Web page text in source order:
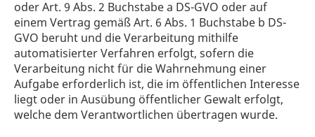
oder Art. 9 Abs. 2 Buchstabe a DS-GVO oder auf
einem Vertrag gemäß Art. 6 Abs. 1 Buchstabe b DS-
GVO beruht und die Verarbeitung mithilfe
automatisierter Verfahren erfolgt, sofern die
Verarbeitung nicht für die Wahrnehmung einer
Aufgabe erforderlich ist, die im öffentlichen Interesse
liegt oder in Ausübung öffentlicher Gewalt erfolgt,
welche dem Verantwortlichen übertragen wurde.